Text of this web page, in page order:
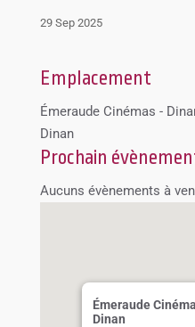
29 Sep 2025
Emplacement
Émeraude Cinémas -
Dinan
Prochain
Aucuns évènements à
Émeraude
Dinan